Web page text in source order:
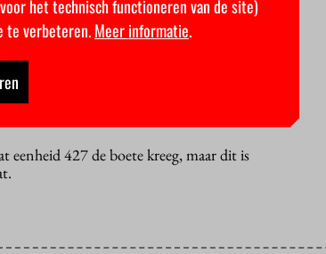
uit. Met name na de
raakten. Op 16 maart verscheen een
voldeed.
427 de boete kreeg, maar dit is
het technisch functioneren van de site)
te verbeteren.Meer informatie.